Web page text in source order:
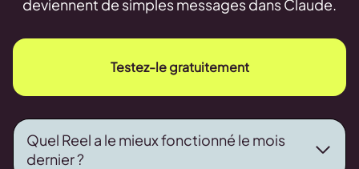
deviennent de simples messages dans Claude.
Testez-le gratuitement
Quel Reel a le mieux fonctionné le mois
dernier ?